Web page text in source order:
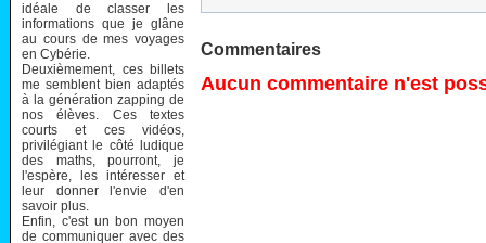
idéale de classer les
informations que je glâne
au cours de mes voyages
en Cybérie.
Deuxièmement, ces billets
me semblent bien adaptés
à la génération zapping de
nos élèves. Ces textes
courts et ces vidéos,
privilégiant le côté ludique
des maths, pourront, je
l'espère, les intéresser et
leur donner l'envie d'en
savoir plus.
Enfin, c'est un bon moyen
de communiquer avec des
Commentaires
Aucun commentaire n'est